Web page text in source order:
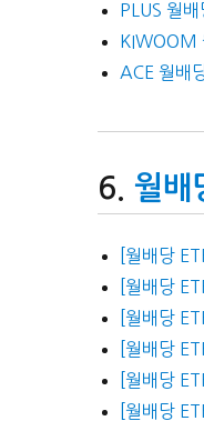
PLUS 월
KIWOOM
ACE 월배
월배
[월배당
[월배당
[월배당
[월배당
[월배당
[월배당